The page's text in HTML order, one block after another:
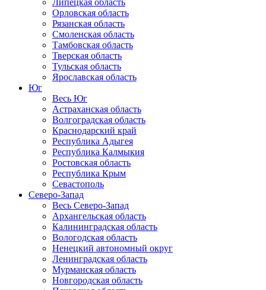
Липецкая область
Орловская область
Рязанская область
Смоленская область
Тамбовская область
Тверская область
Тульская область
Ярославская область
Юг
Весь Юг
Астраханская область
Волгоградская область
Краснодарский край
Республика Адыгея
Республика Калмыкия
Ростовская область
Республика Крым
Севастополь
Северо-Запад
Весь Северо-Запад
Архангельская область
Калининградская область
Вологодская область
Ненецкий автономный округ
Ленинградская область
Мурманская область
Новгородская область